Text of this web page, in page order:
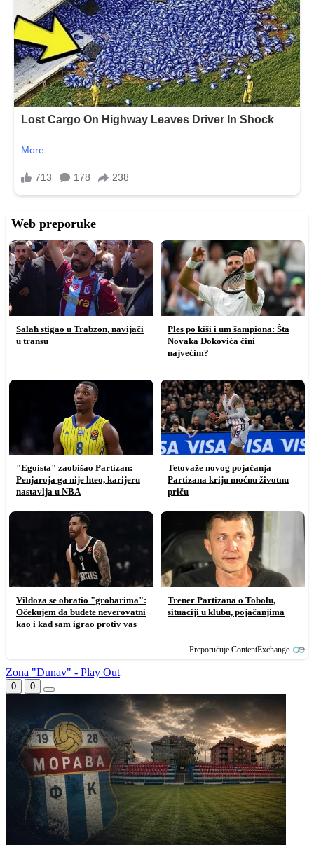
Web preporuke
Salah stigao u Trabzon, navijači
u transu
Ples po kiši i um šampiona: Šta
Novaka Đokovića čini
najvećim?
"Egoista" zaobišao Partizan:
Penjaroja ga nije hteo, karijeru
nastavlja u NBA
Tetovaže novog pojačanja
Partizana kriju moćnu životnu
priču
Vildoza se obratio "grobarima":
Očekujem da budete neverovatni
kao i kad sam igrao protiv vas
Trener Partizana o Tobolu,
situaciji u klubu, pojačanjima
Preporučuje ContentExchange
Zona "Dunav" - Play Out
0 0